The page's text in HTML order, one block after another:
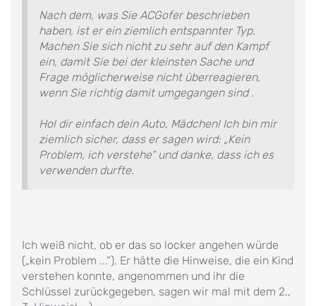
Nach dem, was Sie ACGofer beschrieben
haben, ist er ein ziemlich entspannter Typ.
Machen Sie sich nicht zu sehr auf den Kampf
ein, damit Sie bei der kleinsten Sache und
Frage möglicherweise nicht überreagieren,
wenn Sie richtig damit umgegangen sind .
Hol dir einfach dein Auto, Mädchen! Ich bin mir
ziemlich sicher, dass er sagen wird: „Kein
Problem, ich verstehe“ und danke, dass ich es
verwenden durfte.
Ich weiß nicht, ob er das so locker angehen würde
(„kein Problem ...“). Er hätte die Hinweise, die ein Kind
verstehen konnte, angenommen und ihr die
Schlüssel zurückgegeben, sagen wir mal mit dem 2.,